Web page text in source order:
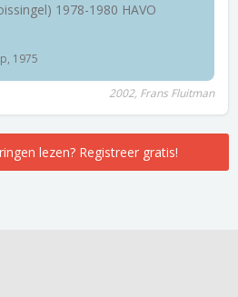
1978-1980 HAVO
1975
2002, Frans Fluitman
lezen? Registreer gratis!